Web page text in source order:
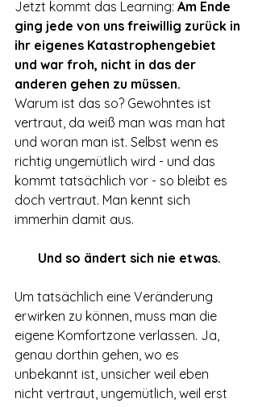
Jetzt kommt das Learning: Am Ende
ging jede von uns freiwillig zurück in
ihr eigenes Katastrophengebiet
und war froh, nicht in das der
anderen gehen zu müssen.
Warum ist das so? Gewohntes ist
vertraut, da weiß man was man hat
und woran man ist. Selbst wenn es
richtig ungemütlich wird - und das
kommt tatsächlich vor - so bleibt es
doch vertraut. Man kennt sich
immerhin damit aus.
Und so ändert sich nie etwas.
Um tatsächlich eine Veränderung
erwirken zu können, muss man die
eigene Komfortzone verlassen. Ja,
genau dorthin gehen, wo es
unbekannt ist, unsicher weil eben
nicht vertraut, ungemütlich, weil erst